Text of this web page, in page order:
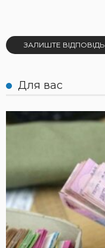
ЗАЛИШТЕ ВІДПОВІДЬ
Для вас